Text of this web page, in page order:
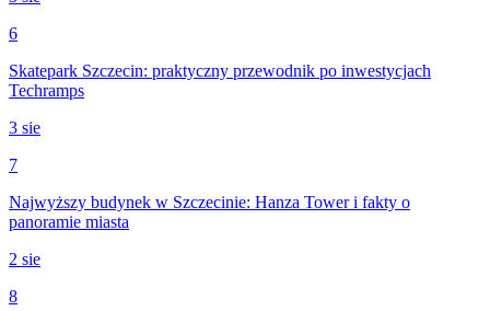
6
Skatepark Szczecin: praktyczny przewodnik po inwestycjach
Techramps
3 sie
7
Najwyższy budynek w Szczecinie: Hanza Tower i fakty o
panoramie miasta
2 sie
8